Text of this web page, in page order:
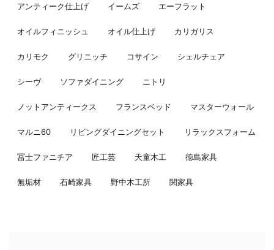
アンティーク仕上げ イームズ エーフラット
オイルフィニッシュ オイル仕上げ カリガリス
カリモク グリニッチ コサイン シェルチェア
シーヴ ソファダイニング ニトリ
ノットアンティークス フランスベッド マスターウォール
マルニ60 リビングダイニングセット リラックスフォーム
冨士ファニチア 匠工芸 天童木工 徳島家具
無垢材 石崎家具 野中木工所 関家具